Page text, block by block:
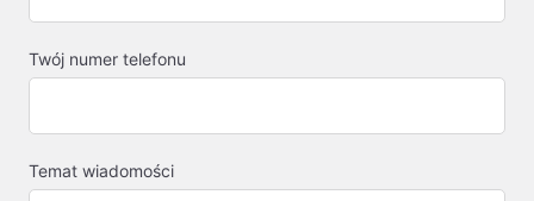
Twój numer telefonu
Temat wiadomości